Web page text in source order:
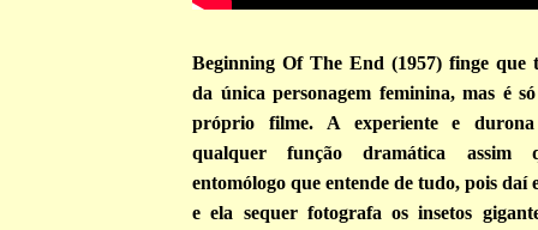
Beginning Of The End (1957) finge que
da única personagem feminina, mas é
próprio filme. A experiente e
qualquer função dramática assim
entomólogo que entende de tudo, pois daí
e ela sequer fotografa os insetos